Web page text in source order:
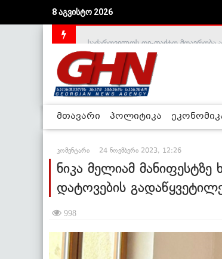
8 აგვისტო 2026
მთავარი პოლიტიკა
კომენტარი 24 ნოემბერი 2023, 12:26
ნიკა მელიამ
დატოვების
998